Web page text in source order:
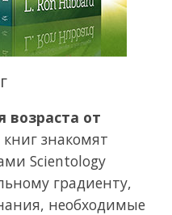
возраста от
книг знакомят
Scientology
градиенту,
необходимые